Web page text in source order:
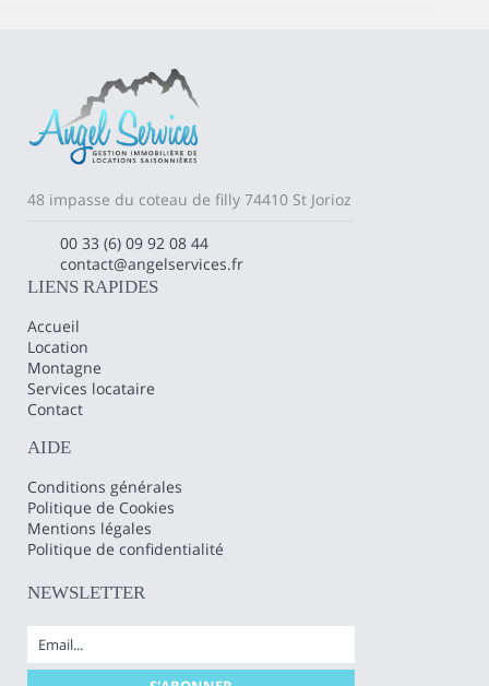
48 impasse du coteau de filly 74410 St Jorioz
00 33 (6) 09 92 08 44
contact@angelservices.fr
LIENS RAPIDES
Accueil
Location
Montagne
Services locataire
Contact
AIDE
Conditions générales
Politique de Cookies
Mentions légales
Politique de confidentialité
NEWSLETTER